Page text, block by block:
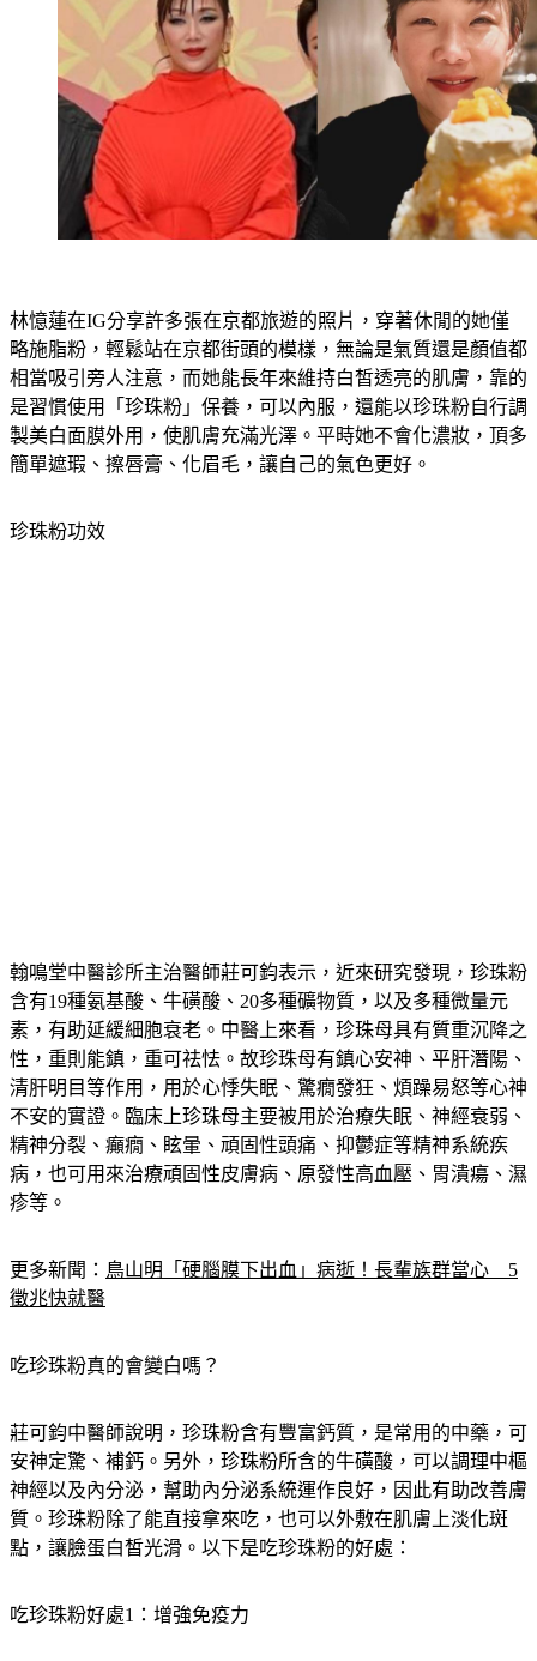
林憶蓮在IG分享許多張在京都旅遊的照片，穿著休閒的她僅
略施脂粉，輕鬆站在京都街頭的模樣，無論是氣質還是顏值都
相當吸引旁人注意，而她能長年來維持白皙透亮的肌膚，靠的
是習慣使用「珍珠粉」保養，可以內服，還能以珍珠粉自行調
製美白面膜外用，使肌膚充滿光澤。平時她不會化濃妝，頂多
簡單遮瑕、擦唇膏、化眉毛，讓自己的氣色更好。
珍珠粉功效
翰鳴堂中醫診所主治醫師莊可鈞表示，近來研究發現，珍珠粉
含有19種氨基酸、牛磺酸、20多種礦物質，以及多種微量元
素，有助延緩細胞衰老。中醫上來看，珍珠母具有質重沉降之
性，重則能鎮，重可祛怯。故珍珠母有鎮心安神、平肝潛陽、
清肝明目等作用，用於心悸失眠、驚癇發狂、煩躁易怒等心神
不安的實證。臨床上珍珠母主要被用於治療失眠、神經衰弱、
精神分裂、癲癇、眩暈、頑固性頭痛、抑鬱症等精神系統疾
病，也可用來治療頑固性皮膚病、原發性高血壓、胃潰瘍、濕
疹等。
更多新聞： 鳥山明「硬腦膜下出血」病逝！長輩族群當心　5
徵兆快就醫
吃珍珠粉真的會變白嗎？
莊可鈞中醫師說明，珍珠粉含有豐富鈣質，是常用的中藥，可
安神定驚、補鈣。另外，珍珠粉所含的牛磺酸，可以調理中樞
神經以及內分泌，幫助內分泌系統運作良好，因此有助改善膚
質。珍珠粉除了能直接拿來吃，也可以外敷在肌膚上淡化斑
點，讓臉蛋白皙光滑。以下是吃珍珠粉的好處：
吃珍珠粉好處1：增強免疫力